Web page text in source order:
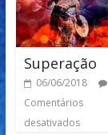
Superação
06/06/2018
Comentários
desativados